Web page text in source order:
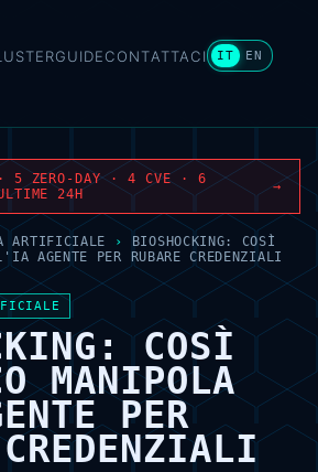
GUIDECONTATTACI IT EN
ZERO-DAY · 4 CVE · 6
24H
→
ARTIFICIALE ›
BIOSHOCKING: COSÌ
AGENTE PER RUBARE CREDENZIALI
COSÌ
MANIPOLA
PER